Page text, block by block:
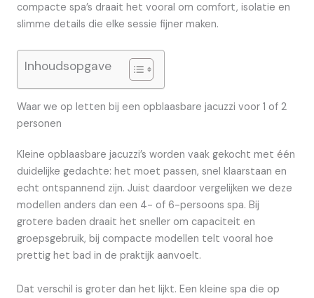
compacte spa’s draait het vooral om comfort, isolatie en
slimme details die elke sessie fijner maken.
Inhoudsopgave
Waar we op letten bij een opblaasbare jacuzzi voor 1 of 2
personen
Kleine opblaasbare jacuzzi’s worden vaak gekocht met één
duidelijke gedachte: het moet passen, snel klaarstaan en
echt ontspannend zijn. Juist daardoor vergelijken we deze
modellen anders dan een 4- of 6-persoons spa. Bij
grotere baden draait het sneller om capaciteit en
groepsgebruik, bij compacte modellen telt vooral hoe
prettig het bad in de praktijk aanvoelt.
Dat verschil is groter dan het lijkt. Een kleine spa die op